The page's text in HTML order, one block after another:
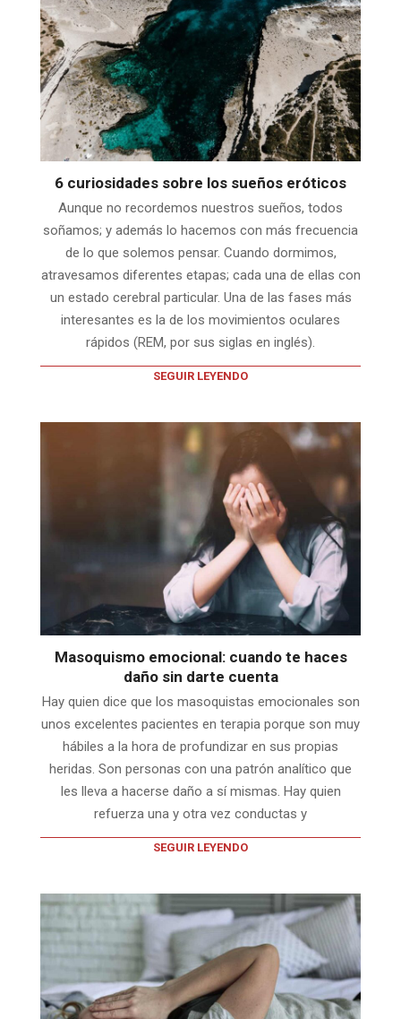
6 curiosidades sobre los sueños eróticos
Aunque no recordemos nuestros sueños, todos
soñamos; y además lo hacemos con más frecuencia
de lo que solemos pensar. Cuando dormimos,
atravesamos diferentes etapas; cada una de ellas con
un estado cerebral particular. Una de las fases más
interesantes es la de los movimientos oculares
rápidos (REM, por sus siglas en inglés).
SEGUIR LEYENDO
Masoquismo emocional: cuando te haces
daño sin darte cuenta
Hay quien dice que los masoquistas emocionales son
unos excelentes pacientes en terapia porque son muy
hábiles a la hora de profundizar en sus propias
heridas. Son personas con una patrón analítico que
les lleva a hacerse daño a sí mismas. Hay quien
refuerza una y otra vez conductas y
SEGUIR LEYENDO